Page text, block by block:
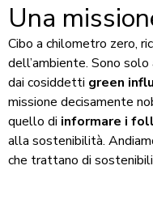
Una
Cibo a chilometro zero,
dell’ambiente. Sono
dai cosiddetti green
missione decisamente
quello di informare i
alla sostenibilità.
che trattano di